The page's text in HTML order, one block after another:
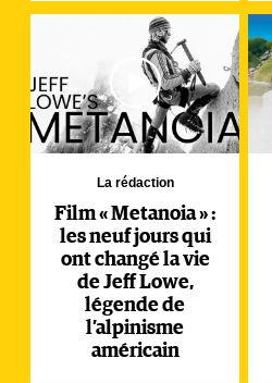
La rédaction
Film « Metanoia » :
les neuf jours qui
ont changé la vie
de Jeff Lowe,
légende de
l’alpinisme
américain